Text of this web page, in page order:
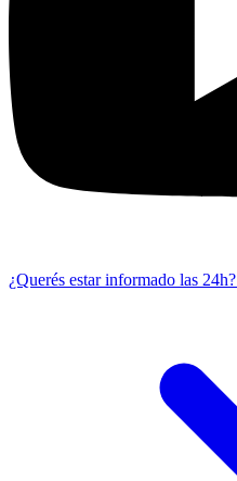
¿Querés estar informado las 24h?